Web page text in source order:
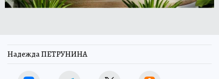
Надежда ПЕТРУНИНА